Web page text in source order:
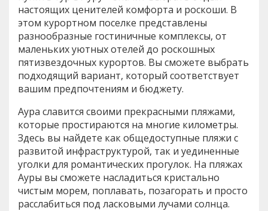
настоящих ценителей комфорта и роскоши. В
этом курортном поселке представлены
разнообразные гостиничные комплексы, от
маленьких уютных отелей до роскошных
пятизвездочных курортов. Вы сможете выбрать
подходящий вариант, который соответствует
вашим предпочтениям и бюджету.
Аура славится своими прекрасными пляжами,
которые простираются на многие километры.
Здесь вы найдете как общедоступные пляжи с
развитой инфраструктурой, так и уединенные
уголки для романтических прогулок. На пляжах
Ауры вы сможете насладиться кристально
чистым морем, поплавать, позагорать и просто
расслабиться под ласковыми лучами солнца.